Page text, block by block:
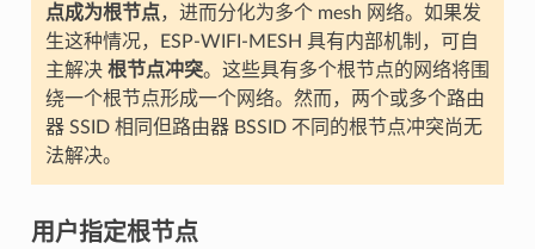
点成为根节点，进而分化为多个 mesh 网络。如果发
生这种情况，ESP-WIFI-MESH 具有内部机制，可自
主解决 根节点冲突。这些具有多个根节点的网络将围
绕一个根节点形成一个网络。然而，两个或多个路由
器 SSID 相同但路由器 BSSID 不同的根节点冲突尚无
法解决。
用户指定根节点